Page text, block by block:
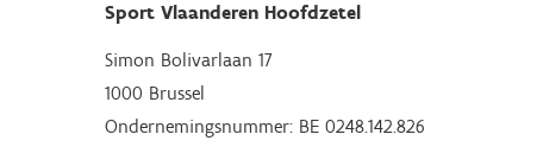
Sport Vlaanderen Hoofdzetel
Simon Bolivarlaan 17
1000 Brussel
Ondernemingsnummer: BE 0248.142.826